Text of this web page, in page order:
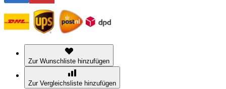
Zur Wunschliste hinzufügen
Zur Vergleichsliste hinzufügen